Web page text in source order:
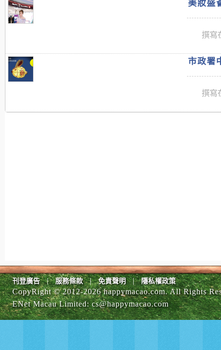
美妝盛
撰寫
市政署
撰寫
刊登廣告 | 服務條款 | 免責聲明 | 隱私權政策
CopyRight © 2012-2026 happymacao.com. All Rights
ENet Macau Limited:cs@happymacao.com